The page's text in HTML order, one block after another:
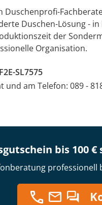
Duschen-Lösung -
der
Organisation.
SL7575
und am Telefon: 089 -
bis 100